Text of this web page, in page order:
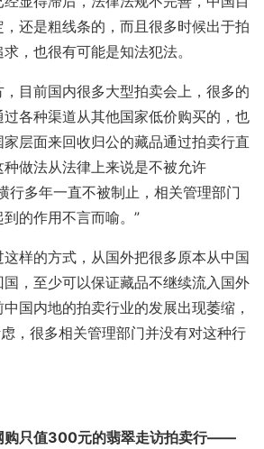
还是粗线条的，而且很多时候出于拍
，也很有可能是知法犯法。
目前国内很多大型拍卖会上，很多的
各种渠道从其他国家低价购买的，也
层面来回收归公的藏品通过拍卖行直
做法从法律上来说是不被允许
行多年一直不被制止，相关管理部门
的作用不言而喻。”
样的方式，从国外把很多原本从中国
，至少可以保证藏品不继续流入国外
国内地的拍卖行业的发展出现萎缩，
，很多相关管理部门并没有对这种行
购只值300元的翡翠走访拍卖行——